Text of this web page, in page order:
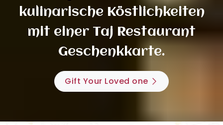
kulinarische Köstlichkeiten
mit einer Taj Restaurant
Geschenkkarte.
Gift Your Loved one